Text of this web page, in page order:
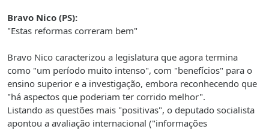
Bravo Nico (PS):
"Estas reformas correram bem"
Bravo Nico caracterizou a legislatura que agora termina
como "um período muito intenso", com "benefícios" para o
ensino superior e a investigação, embora reconhecendo que
"há aspectos que poderiam ter corrido melhor".
Listando as questões mais "positivas", o deputado socialista
apontou a avaliação internacional ("informações